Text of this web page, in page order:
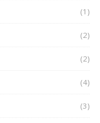
(1)
(2)
(2)
(4)
(3)